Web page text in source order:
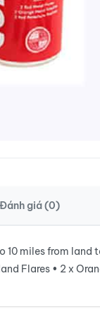
Đánh giá (0)
10 miles from
Flares • 2 x